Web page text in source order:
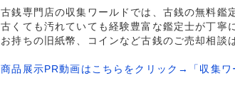
古銭専門店の収集ワールドでは、古銭の無料鑑
古くても汚れていても経験豊富な鑑定士が丁寧
お持ちの旧紙幣、コインなど古銭のご売却相談
商品展示PR動画はこちらをクリック→「収集